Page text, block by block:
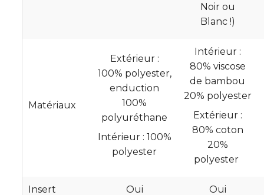
Noir ou
Blanc !)
Matériaux
Extérieur :
100% polyester,
enduction
100%
polyuréthane
Intérieur : 100%
polyester
Intérieur :
80% viscose
de bambou
20% polyester
Extérieur :
80% coton
20%
polyester
Insert Oui Oui